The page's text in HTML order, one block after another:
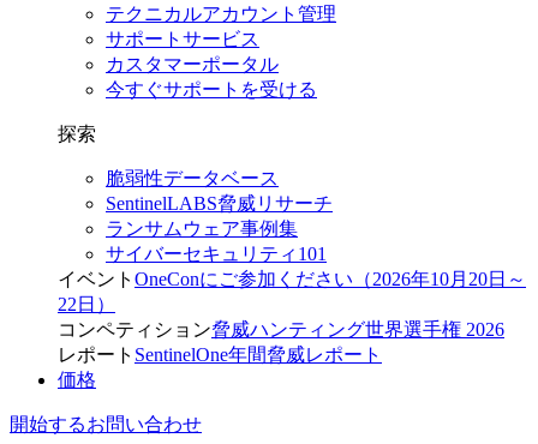
テクニカルアカウント管理
サポートサービス
カスタマーポータル
今すぐサポートを受ける
探索
脆弱性データベース
SentinelLABS脅威リサーチ
ランサムウェア事例集
サイバーセキュリティ101
イベント OneConにご参加ください（2026年10月20日～
22日）
コンペティション脅威ハンティング世界選手権 2026
レポート SentinelOne年間脅威レポート
価格
開始するお問い合わせ